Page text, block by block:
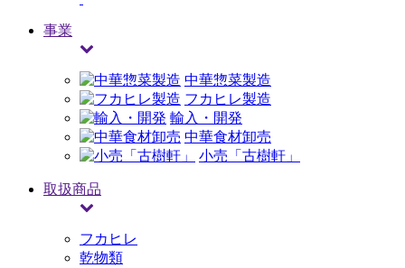
事業
中華惣菜製造
フカヒレ製造
輸入・開発
中華食材卸売
小売「古樹軒」
取扱商品
フカヒレ
乾物類